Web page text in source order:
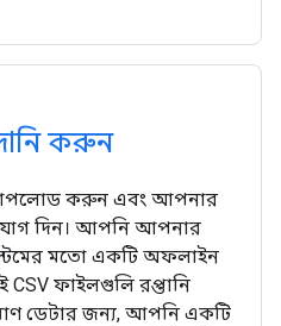
করুন
আপলোড করুন এবং আপনার
যোগ দিন। আপনি আপনার
মতো একটি অফলাইন
CSV ফাইলগুলি রপ্তানি
ডেটার জন্য, আপনি একটি